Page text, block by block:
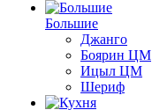
Большие
Джанго
Боярин ЦМ
Ицыл ЦМ
Шериф